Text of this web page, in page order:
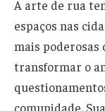
A arte de rua
espaços nas
mais poderosas
transformar o
comunidade.